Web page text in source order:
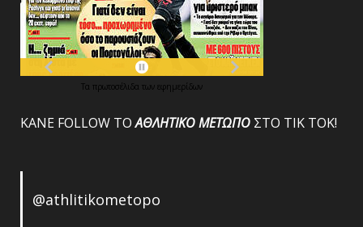
Τα πρωτοσέλιδα των εφημερίδων
ΚΑΝΕ FOLLOW ΤΟΑΘΛΗΤΙΚΟΜΕΤΩΠΟ ΣΤΟ ΤΙΚ ΤΟΚ!
@athlitikometopo